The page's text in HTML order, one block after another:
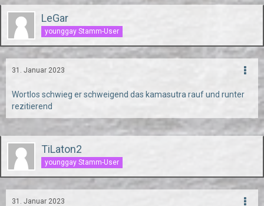
LeGar
younggay Stamm-User
31. Januar 2023
Wortlos schwieg er schweigend das kamasutra rauf und runter
rezitierend
TiLaton2
younggay Stamm-User
31. Januar 2023